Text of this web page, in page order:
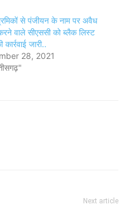
से पंजीयन के नाम पर अवैध
वाले सीएससी को ब्लैक लिस्ट
जारी..
28, 2021
Next article